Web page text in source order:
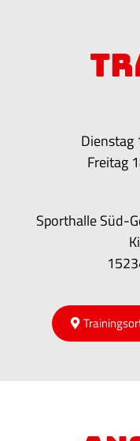
Dienstag
Freitag
Sporthalle Süd-